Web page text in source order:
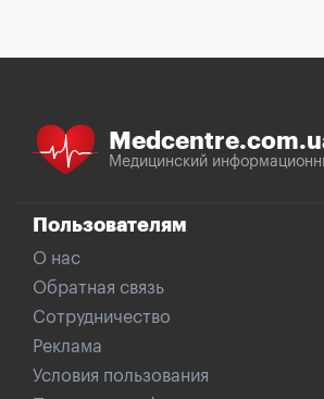
Медицинский
Пользователям
О нас
Обратная связь
Сотрудничество
Реклама
Условия пользования